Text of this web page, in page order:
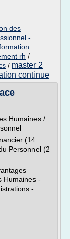
des
-
rh /
/ master 2
continue
Humaines /
(14
Personnel (2
Humaines -
-